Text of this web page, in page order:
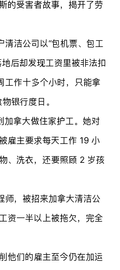
的受害者故事，揭开了劳
洁公司以“包机票、包工
后却发现工资里被非法扣
工作十多个小时，只能拿
银行度日。
加拿大做住家护工。她对
雇主要求每天工作 19 小
、洗衣，还要照顾 2 岁孩
师，被招来加拿大清洁公
资一半以上被拖欠，完全
他们的雇主至今仍在加运